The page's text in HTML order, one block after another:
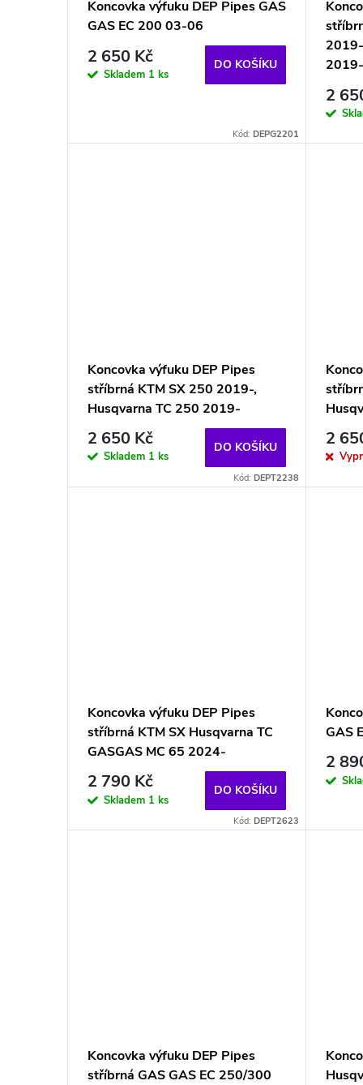
ů
Koncovka výfuku DEP Pipes GAS
GAS EC 200 03-06
2 650 Kč
Skladem 1 ks
DO KOŠÍKU
Kód:DEPG2201
2019-
2
Koncovka výfuku DEP Pipes
stříbrná KTM SX 250 2019-,
Husqvarna TC 250 2019-
2 650 Kč
Skladem 1 ks
DO KOŠÍKU
Kód:DEPT2238
2
Koncovka výfuku DEP Pipes
stříbrná KTM SX Husqvarna TC
GASGAS MC 65 2024-
2 790 Kč
Skladem 1 ks
DO KOŠÍKU
Kód:DEPT2623
GAS
2
Koncovka výfuku DEP Pipes
stříbrná GAS GAS EC 250/300